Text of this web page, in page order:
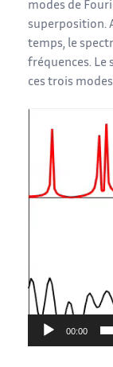
modes de
superposition.
temps, le
fréquences. Le
ces trois
vidéo
00:00